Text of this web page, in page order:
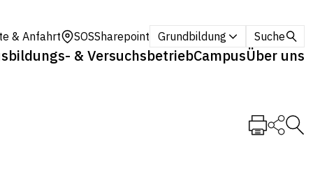
& Anfahrt SOSSharepoint Grundbildung Suche
& VersuchsbetriebCampusÜber uns